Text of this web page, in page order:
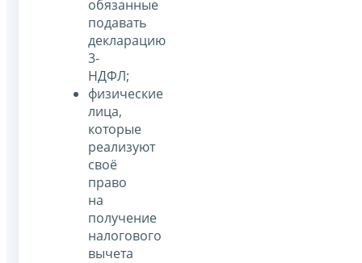
обязанные
подавать
декларацию
3-
НДФЛ;
физические
лица,
которые
реализуют
своё
право
на
получение
налогового
вычета